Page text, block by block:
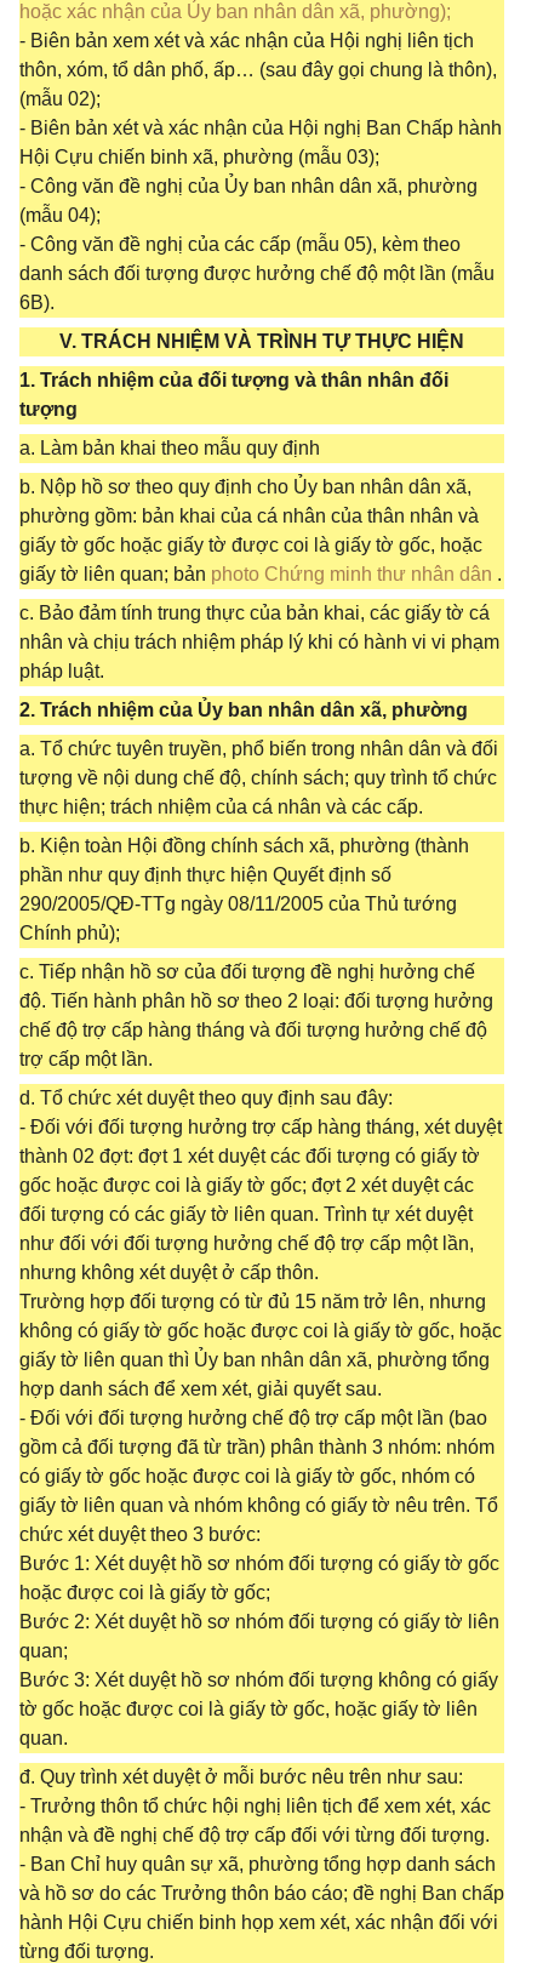
hoặc xác nhận của Ủy ban nhân dân xã, phường);
- Biên bản xem xét và xác nhận của Hội nghị liên tịch
thôn, xóm, tổ dân phố, ấp… (sau đây gọi chung là thôn),
(mẫu 02);
- Biên bản xét và xác nhận của Hội nghị Ban Chấp hành
Hội Cựu chiến binh xã, phường (mẫu 03);
- Công văn đề nghị của Ủy ban nhân dân xã, phường
(mẫu 04);
- Công văn đề nghị của các cấp (mẫu 05), kèm theo
danh sách đối tượng được hưởng chế độ một lần (mẫu
6B).
V. TRÁCH NHIỆM VÀ TRÌNH TỰ THỰC HIỆN
1. Trách nhiệm của đối tượng và thân nhân đối
tượng
a. Làm bản khai theo mẫu quy định
b. Nộp hồ sơ theo quy định cho Ủy ban nhân dân xã,
phường gồm: bản khai của cá nhân của thân nhân và
giấy tờ gốc hoặc giấy tờ được coi là giấy tờ gốc, hoặc
giấy tờ liên quan; bản photo Chứng minh thư nhân dân .
c. Bảo đảm tính trung thực của bản khai, các giấy tờ cá
nhân và chịu trách nhiệm pháp lý khi có hành vi vi phạm
pháp luật.
2. Trách nhiệm của Ủy ban nhân dân xã, phường
a. Tổ chức tuyên truyền, phổ biến trong nhân dân và đối
tượng về nội dung chế độ, chính sách; quy trình tổ chức
thực hiện; trách nhiệm của cá nhân và các cấp.
b. Kiện toàn Hội đồng chính sách xã, phường (thành
phần như quy định thực hiện Quyết định số
290/2005/QĐ-TTg ngày 08/11/2005 của Thủ tướng
Chính phủ);
c. Tiếp nhận hồ sơ của đối tượng đề nghị hưởng chế
độ. Tiến hành phân hồ sơ theo 2 loại: đối tượng hưởng
chế độ trợ cấp hàng tháng và đối tượng hưởng chế độ
trợ cấp một lần.
d. Tổ chức xét duyệt theo quy định sau đây:
- Đối với đối tượng hưởng trợ cấp hàng tháng, xét duyệt
thành 02 đợt: đợt 1 xét duyệt các đối tượng có giấy tờ
gốc hoặc được coi là giấy tờ gốc; đợt 2 xét duyệt các
đối tượng có các giấy tờ liên quan. Trình tự xét duyệt
như đối với đối tượng hưởng chế độ trợ cấp một lần,
nhưng không xét duyệt ở cấp thôn.
Trường hợp đối tượng có từ đủ 15 năm trở lên, nhưng
không có giấy tờ gốc hoặc được coi là giấy tờ gốc, hoặc
giấy tờ liên quan thì Ủy ban nhân dân xã, phường tổng
hợp danh sách để xem xét, giải quyết sau.
- Đối với đối tượng hưởng chế độ trợ cấp một lần (bao
gồm cả đối tượng đã từ trần) phân thành 3 nhóm: nhóm
có giấy tờ gốc hoặc được coi là giấy tờ gốc, nhóm có
giấy tờ liên quan và nhóm không có giấy tờ nêu trên. Tổ
chức xét duyệt theo 3 bước:
Bước 1: Xét duyệt hồ sơ nhóm đối tượng có giấy tờ gốc
hoặc được coi là giấy tờ gốc;
Bước 2: Xét duyệt hồ sơ nhóm đối tượng có giấy tờ liên
quan;
Bước 3: Xét duyệt hồ sơ nhóm đối tượng không có giấy
tờ gốc hoặc được coi là giấy tờ gốc, hoặc giấy tờ liên
quan.
đ. Quy trình xét duyệt ở mỗi bước nêu trên như sau:
- Trưởng thôn tổ chức hội nghị liên tịch để xem xét, xác
nhận và đề nghị chế độ trợ cấp đối với từng đối tượng.
- Ban Chỉ huy quân sự xã, phường tổng hợp danh sách
và hồ sơ do các Trưởng thôn báo cáo; đề nghị Ban chấp
hành Hội Cựu chiến binh họp xem xét, xác nhận đối với
từng đối tượng.